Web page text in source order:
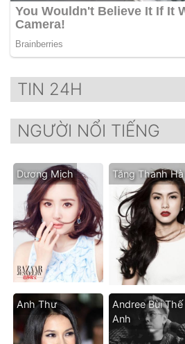
TIN 24H
NGƯỜI NỔI TIẾNG
Dương Mịch Tăng Thanh Hà
Anh Thư
Andree Bùi Thế
Anh